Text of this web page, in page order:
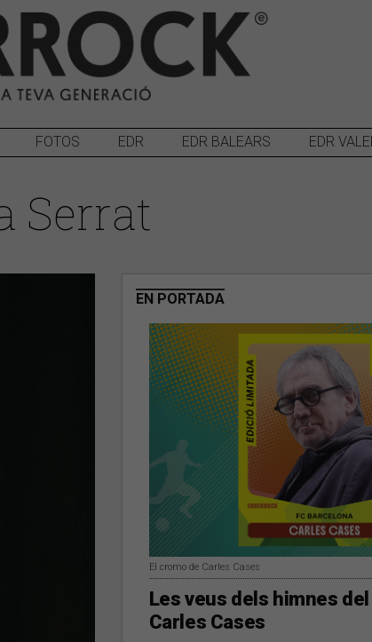
FOTOS EDR EDR BALEARS EDR
Serrat
EN PORTADA
El cromo de Carles Cases
Les veus dels himnes
Carles Cases